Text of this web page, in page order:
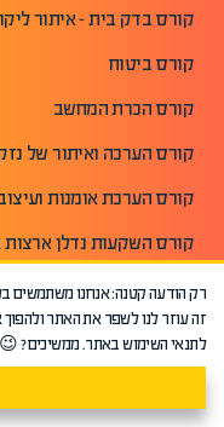
קורס בדק בית - איתור
קורס ביטוח
קורס הכרת המחשב
קורס הערכה ואיתור של
קורס הערכת אומנות
קורס השקעות נדלן ארצות
קורס יזמות נדלן
קורס יזמות עסקית והקמת
קורס מזכירות בכירה
רק הודעה קטנה: אנחנו משתמשים
זה עוזר לנו לשפר את האתר
לתנאי השימוש באתר. ממשיכים? 😉